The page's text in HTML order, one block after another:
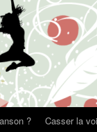
?
Casser la